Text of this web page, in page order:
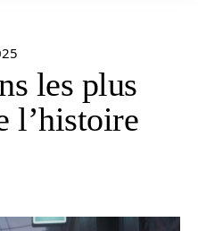
les plus
l’histoire